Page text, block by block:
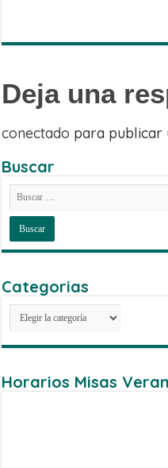
Deja una
conectado para publicar
Buscar
Categorias
Categorias
Horarios Misas